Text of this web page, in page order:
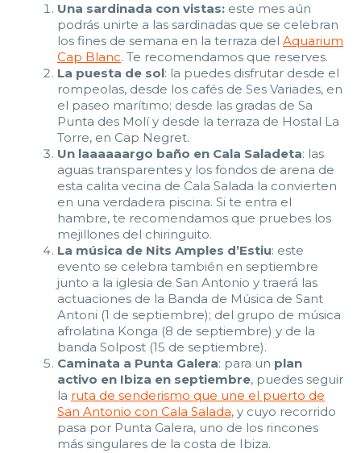
Una sardinada con vistas: este mes aún
podrás unirte a las sardinadas que se celebran
los fines de semana en la terraza del Aquarium
Cap Blanc. Te recomendamos que reserves.
La puesta de sol: la puedes disfrutar desde el
rompeolas, desde los cafés de Ses Variades, en
el paseo marítimo; desde las gradas de Sa
Punta des Molí y desde la terraza de Hostal La
Torre, en Cap Negret.
Un laaaaaargo baño en Cala Saladeta: las
aguas transparentes y los fondos de arena de
esta calita vecina de Cala Salada la convierten
en una verdadera piscina. Si te entra el
hambre, te recomendamos que pruebes los
mejillones del chiringuito.
La música de Nits Amples d’Estiu: este
evento se celebra también en septiembre
junto a la iglesia de San Antonio y traerá las
actuaciones de la Banda de Música de Sant
Antoni (1 de septiembre); del grupo de música
afrolatina Konga (8 de septiembre) y de la
banda Solpost (15 de septiembre).
Caminata a Punta Galera: para un plan
activo en Ibiza en septiembre, puedes seguir
la ruta de senderismo que une el puerto de
San Antonio con Cala Salada, y cuyo recorrido
pasa por Punta Galera, uno de los rincones
más singulares de la costa de Ibiza.